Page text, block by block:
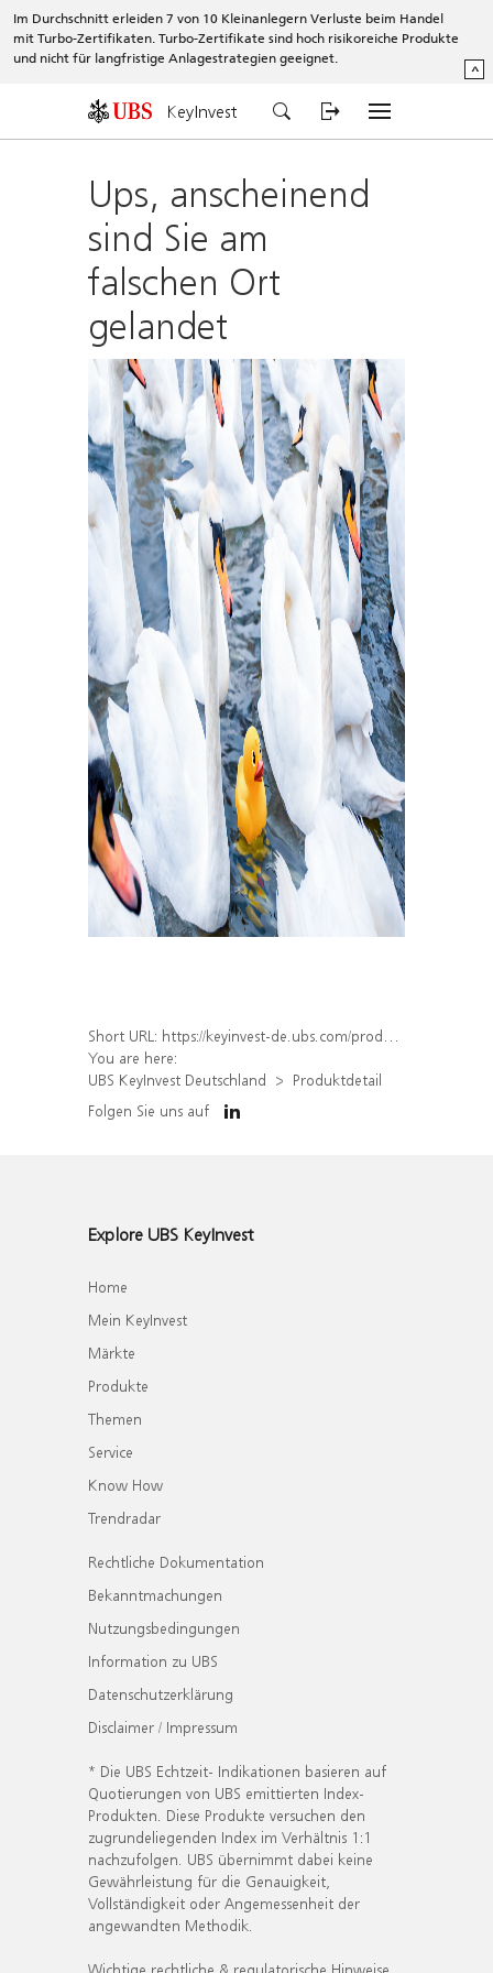
Im Durchschnitt erleiden 7 von 10 Kleinanlegern Verluste beim Handel
mit Turbo-Zertifikaten. Turbo-Zertifikate sind hoch risikoreiche Produkte
und nicht für langfristige Anlagestrategien geeignet.
^
KeyInvest
Ups, anscheinend
sind Sie am
falschen Ort
gelandet
Short URL: https://keyinvest-de.ubs.com/produkt/detail/index/isin/DE000WA8K534
You are here:
UBS KeyInvest Deutschland
Produktdetail
Folgen Sie uns auf
Explore UBS KeyInvest
Home
Mein KeyInvest
Märkte
Produkte
Themen
Service
Know How
Trendradar
Rechtliche Dokumentation
Bekanntmachungen
Nutzungsbedingungen
Information zu UBS
Datenschutzerklärung
Disclaimer / Impressum
* Die UBS Echtzeit- Indikationen basieren auf
Quotierungen von UBS emittierten Index-
Produkten. Diese Produkte versuchen den
zugrundeliegenden Index im Verhältnis 1:1
nachzufolgen. UBS übernimmt dabei keine
Gewährleistung für die Genauigkeit,
Vollständigkeit oder Angemessenheit der
angewandten Methodik.